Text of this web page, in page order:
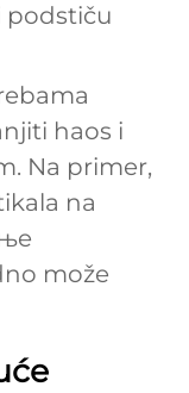
podstiču
haos i
Na primer,
na
može